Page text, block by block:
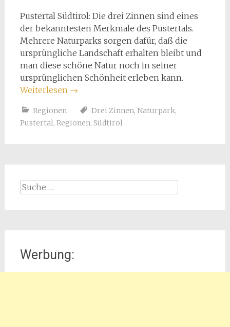
Pustertal Südtirol: Die drei Zinnen sind eines
der bekanntesten Merkmale des Pustertals.
Mehrere Naturparks sorgen dafür, daß die
ursprüngliche Landschaft erhalten bleibt und
man diese schöne Natur noch in seiner
ursprünglichen Schönheit erleben kann.
Weiterlesen →
Regionen Drei Zinnen, Naturpark,
Pustertal, Regionen, Südtirol
Suche
Werbung: